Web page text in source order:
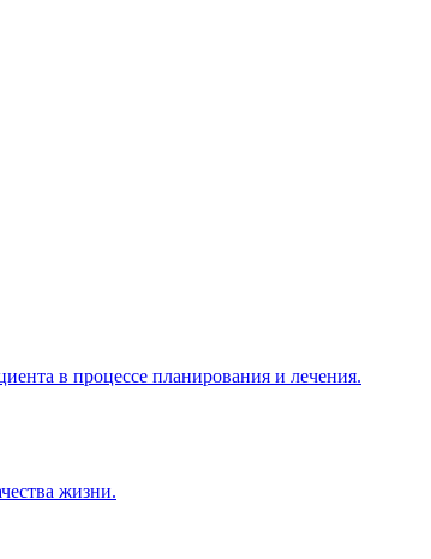
в процессе планирования и лечения.
жизни.